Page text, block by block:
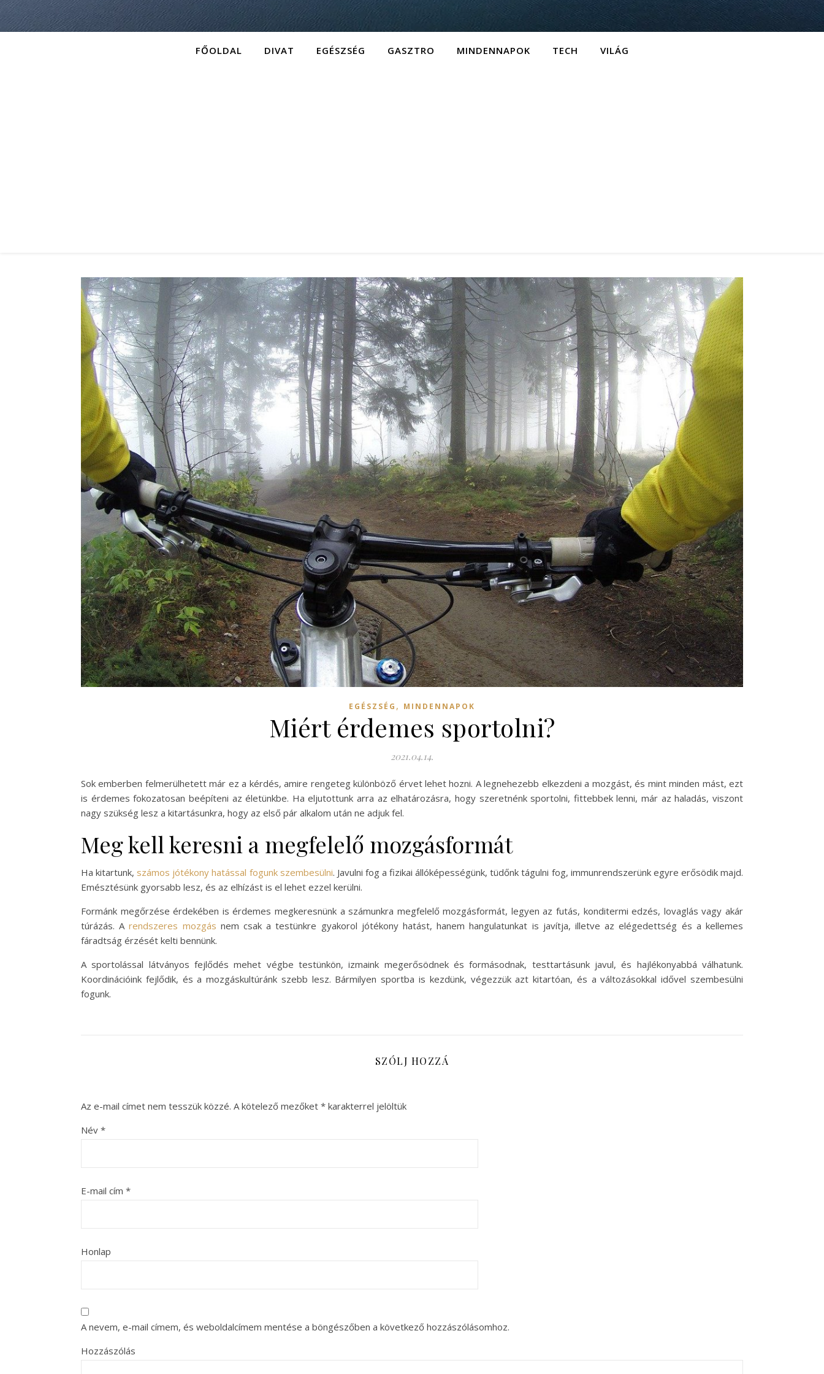
FŐOLDAL DIVAT EGÉSZSÉG GASZTRO MINDENNAPOK TECH VILÁG
EGÉSZSÉG , MINDENNAPOK
Miért érdemes sportolni?
2021.04.14.
Sok emberben felmerülhetett már ez a kérdés, amire rengeteg különböző érvet lehet hozni. A legnehezebb elkezdeni a mozgást, és mint minden mást, ezt
is érdemes fokozatosan beépíteni az életünkbe. Ha eljutottunk arra az elhatározásra, hogy szeretnénk sportolni, fittebbek lenni, már az haladás, viszont
nagy szükség lesz a kitartásunkra, hogy az első pár alkalom után ne adjuk fel.
Meg kell keresni a megfelelő mozgásformát
Ha kitartunk, számos jótékony hatással fogunk szembesülni. Javulni fog a fizikai állóképességünk, tüdőnk tágulni fog, immunrendszerünk egyre erősödik majd.
Emésztésünk gyorsabb lesz, és az elhízást is el lehet ezzel kerülni.
Formánk megőrzése érdekében is érdemes megkeresnünk a számunkra megfelelő mozgásformát, legyen az futás, konditermi edzés, lovaglás vagy akár
túrázás. Arendszeres mozgás nem csak a testünkre gyakorol jótékony hatást, hanem hangulatunkat is javítja, illetve az elégedettség és a kellemes
fáradtság érzését kelti bennünk.
A sportolással látványos fejlődés mehet végbe testünkön, izmaink megerősödnek és formásodnak, testtartásunk javul, és hajlékonyabbá válhatunk.
Koordinációink fejlődik, és a mozgáskultúránk szebb lesz. Bármilyen sportba is kezdünk, végezzük azt kitartóan, és a változásokkal idővel szembesülni
fogunk.
SZÓLJ HOZZÁ
Az e-mail címet nem tesszük közzé. A kötelező mezőket * karakterrel jelöltük
Név *
E-mail cím *
Honlap
A nevem, e-mail címem, és weboldalcímem mentése a böngészőben a következő hozzászólásomhoz.
Hozzászólás